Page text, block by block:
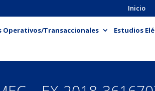
Inicio
Operativos/Transaccionales Estudios